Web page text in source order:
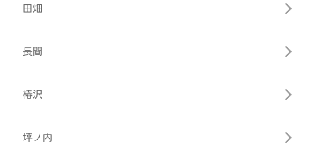
田畑
長間
椿沢
坪ノ内